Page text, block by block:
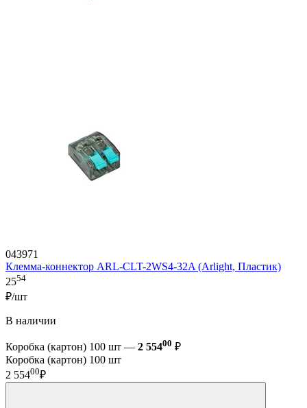
043971
Клемма-коннектор ARL-CLT-2WS4-32A (Arlight, Пластик)
2554
₽/шт
В наличии
Коробка (картон) 100 шт — 2 55400 ₽
Коробка (картон) 100 шт
2 55400₽